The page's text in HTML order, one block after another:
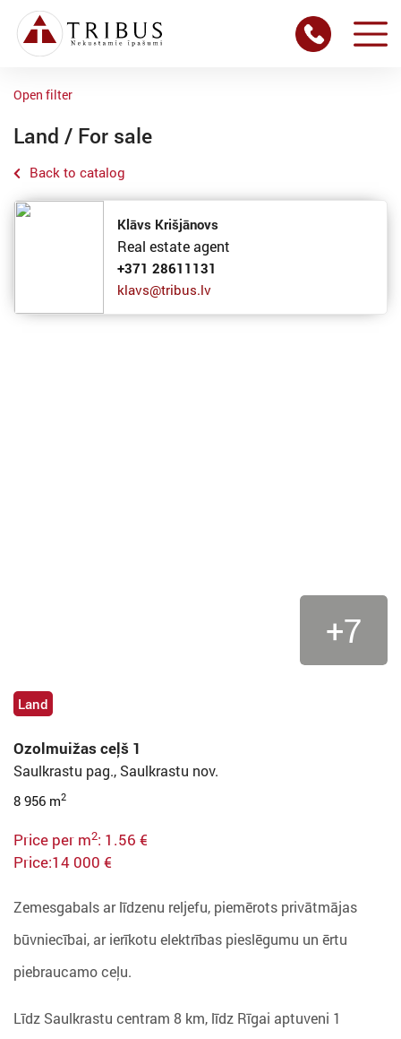
Open filter
Land / For sale
Back to catalog
Klāvs Krišjānovs
Real estate agent
+371 28611131
klavs@tribus.lv
+7
Land
Ozolmuižas ceļš 1
Saulkrastu pag., Saulkrastu nov.
8 956 m2
Price per m2: 1.56 €
Price:14 000 €
Zemesgabals ar līdzenu reljefu, piemērots privātmājas
būvniecībai, ar ierīkotu elektrības pieslēgumu un ērtu
piebraucamo ceļu.
Līdz Saulkrastu centram 8 km, līdz Rīgai aptuveni 1